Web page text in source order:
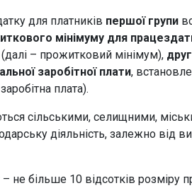
для платників першої групи
мінімуму для
– прожитковий мінімум),
заробітної плати,
плата).
сільськими, селищними,
діяльність, залежно від
не більше 10 відсотків розміру